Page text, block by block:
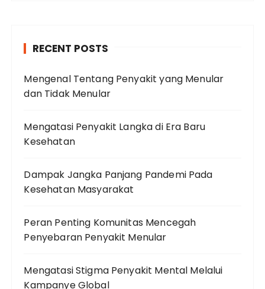
RECENT POSTS
Mengenal Tentang Penyakit yang Menular
dan Tidak Menular
Mengatasi Penyakit Langka di Era Baru
Kesehatan
Dampak Jangka Panjang Pandemi Pada
Kesehatan Masyarakat
Peran Penting Komunitas Mencegah
Penyebaran Penyakit Menular
Mengatasi Stigma Penyakit Mental Melalui
Kampanye Global